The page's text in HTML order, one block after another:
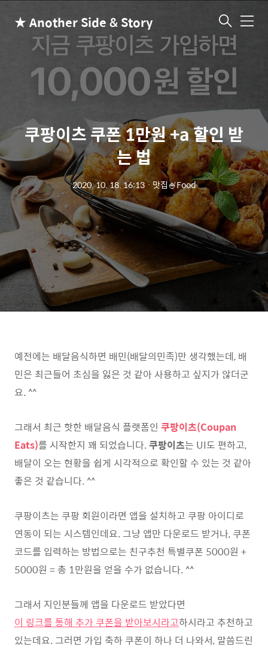
★ Another Side & Story 메
쿠팡이츠 쿠폰 1만원 +a 할인 받
는 법
2020. 10. 18. 16:13ㆍ 맛집🍧Food
예전에는 배달음식하면 배민(배달의민족)만 생각했는데, 배
민은 최근들어 초심을 잃은 것 같아 사용하고 싶지가 않더군
요. ^^
그래서 최근 핫한 배달음식 플랫폼인 쿠팡이츠(Coupan
Eats)를 시작한지 꽤 되었습니다. 쿠팡이츠는 UI도 편하고,
배달이 오는 현황을 쉽게 시각적으로 확인할 수 있는 것 같아
좋은 것 같습니다. ^^
쿠팡이츠는 쿠팡 회원이라면 앱을 설치하고 쿠팡 아이디로
연동이 되는 시스템인데요. 그냥 앱만 다운로드 받거나, 쿠폰
코드를 입력하는 방법으로는 친구추천 특별쿠폰 5000원 +
5000원 = 총 1만원을 얻을 수가 없습니다. ^^
그래서 지인분들께 앱을 다운로드 받았다면
이 링크를 통해 추가 쿠폰을 받아보시라고하시라고 추천하고
있는데요. 그러면 가입 축하 쿠폰이 하나 더 나와서, 말씀드린